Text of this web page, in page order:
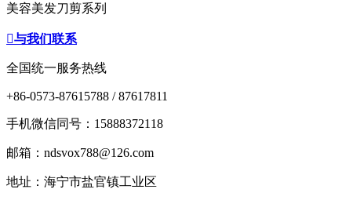
美容美发刀剪系列
与我们联系
全国统一服务热线
+86-0573-87615788 / 87617811
手机微信同号：15888372118
邮箱：ndsvox788@126.com
地址：海宁市盐官镇工业区